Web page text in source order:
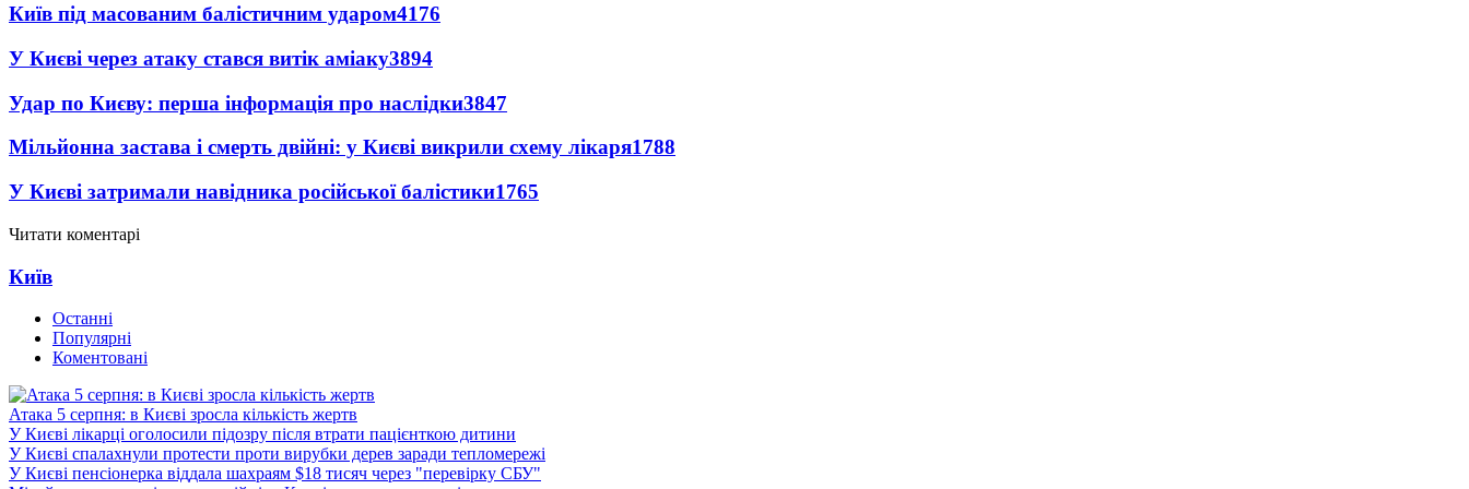
Київ під масованим балістичним ударом4176
У Києві через атаку стався витік аміаку3894
Удар по Києву: перша інформація про наслідки3847
Мільйонна застава і смерть двійні: у Києві викрили схему лікаря1788
У Києві затримали навідника російської балістики1765
Читати коментарі
Київ
Останні
Популярні
Коментовані
Атака 5 серпня: в Києві зросла кількість жертв
У Києві лікарці оголосили підозру після втрати пацієнткою дитини
У Києві спалахнули протести проти вирубки дерев заради тепломережі
У Києві пенсіонерка віддала шахраям $18 тисяч через "перевірку СБУ"